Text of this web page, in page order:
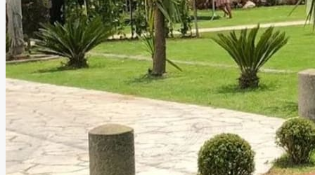
Jardín Valle Imperial
Valle de Bravo, Estado de México Jardín, Restaurante
Información